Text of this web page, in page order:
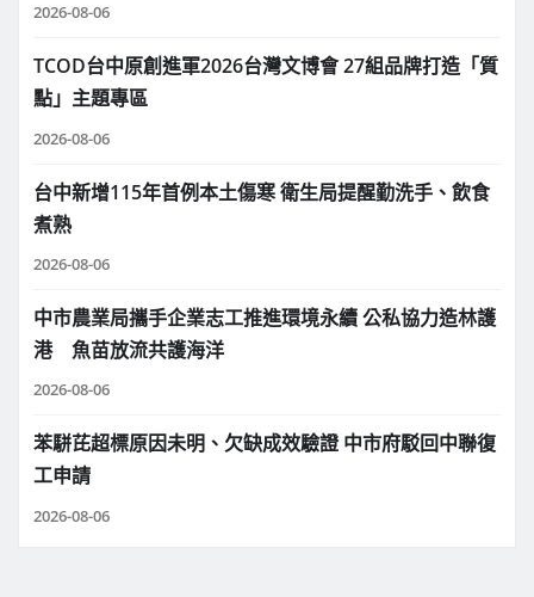
2026-08-06
TCOD台中原創進軍2026台灣文博會 27組品牌打造「質
點」主題專區
2026-08-06
台中新增115年首例本土傷寒 衛生局提醒勤洗手、飲食
煮熟
2026-08-06
中市農業局攜手企業志工推進環境永續 公私協力造林護
港 魚苗放流共護海洋
2026-08-06
苯駢芘超標原因未明、欠缺成效驗證 中市府駁回中聯復
工申請
2026-08-06